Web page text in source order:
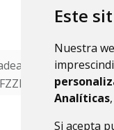
Este
Nuestra
Analíticas
Si acepta